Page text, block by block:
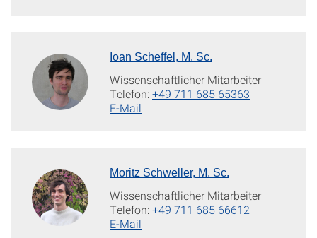
Ioan Scheffel, M. Sc.
Wissenschaftlicher Mitarbeiter
Telefon:+49 711 685 65363
E-Mail
Moritz Schweller, M. Sc.
Wissenschaftlicher Mitarbeiter
Telefon:+49 711 685 66612
E-Mail